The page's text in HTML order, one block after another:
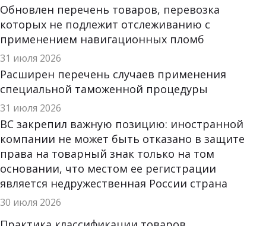
Обновлен перечень товаров, перевозка
которых не подлежит отслеживанию с
применением навигационных пломб
31 июля 2026
Расширен перечень случаев применения
специальной таможенной процедуры
31 июля 2026
ВС закрепил важную позицию: иностранной
компании не может быть отказано в защите
права на товарный знак только на том
основании, что местом ее регистрации
является недружественная России страна
30 июля 2026